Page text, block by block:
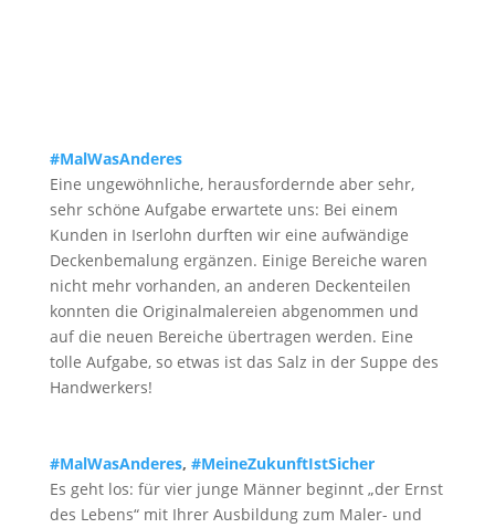
#MalWasAnderes
Eine ungewöhnliche, herausfordernde aber sehr,
sehr schöne Aufgabe erwartete uns: Bei einem
Kunden in Iserlohn durften wir eine aufwändige
Deckenbemalung ergänzen. Einige Bereiche waren
nicht mehr vorhanden, an anderen Deckenteilen
konnten die Originalmalereien abgenommen und
auf die neuen Bereiche übertragen werden. Eine
tolle Aufgabe, so etwas ist das Salz in der Suppe des
Handwerkers!
#MalWasAnderes, #MeineZukunftIstSicher
Es geht los: für vier junge Männer beginnt „der Ernst
des Lebens“ mit Ihrer Ausbildung zum Maler- und